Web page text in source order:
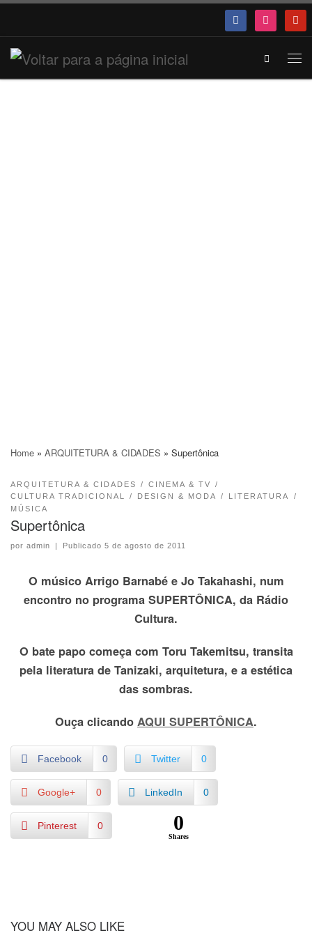
Search
Home » ARQUITETURA & CIDADES » Supertônica
ARQUITETURA & CIDADES
CINEMA & TV
CULTURA TRADICIONAL
DESIGN & MODA
LITERATURA
MÚSICA
Supertônica
por admin | Publicado5 de agosto de 2011
O músico Arrigo Barnabé e Jo Takahashi, num
encontro no programa SUPERTÔNICA, da Rádio
Cultura.
O bate papo começa com Toru Takemitsu, transita
pela literatura de Tanizaki, arquitetura, e a estética
das sombras.
Ouça clicando AQUI SUPERTÔNICA.
Facebook 0 Twitter 0
Google+ 0 LinkedIn 0
Pinterest 0 0
Shares
YOU MAY ALSO LIKE